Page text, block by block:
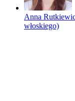
Anna
włoskiego)